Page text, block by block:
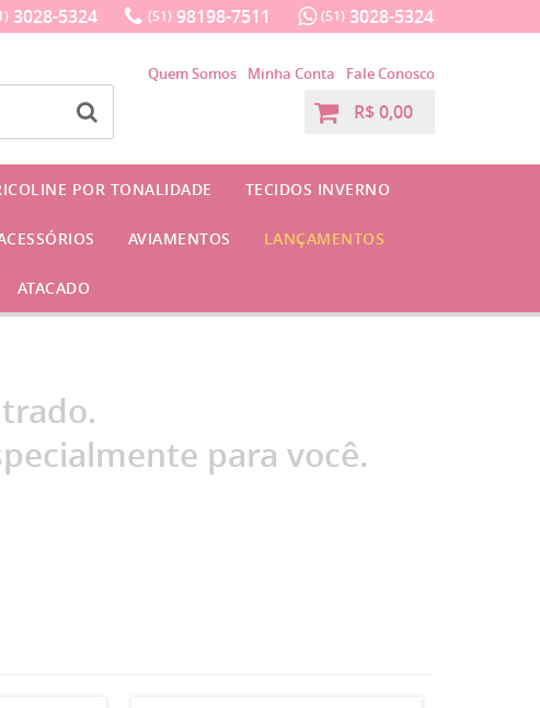
3028-5324 (51) 98198-7511 (51) 3028-5324
Quem Somos Minha Conta Fale Conosco
R$ 0,00
POR TONALIDADE TECIDOS INVERNO
AVIAMENTOS LANÇAMENTOS
ATACADO
para você.